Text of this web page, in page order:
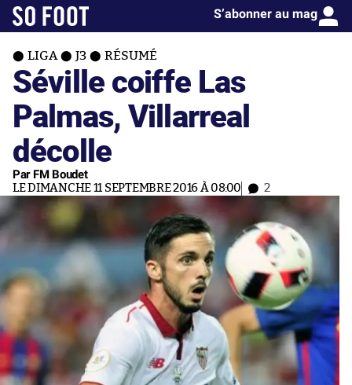
S’abonner au mag
LIGA J3 RÉSUMÉ
Séville coiffe Las
Palmas, Villarreal
décolle
Par FM Boudet
LE DIMANCHE 11 SEPTEMBRE 2016 À 08:00 2